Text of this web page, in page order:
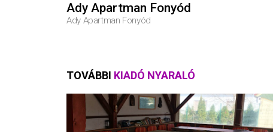
Ady Apartman Fonyód
Ady Apartman Fonyód
TOVÁBBI KIADÓ NYARALÓ